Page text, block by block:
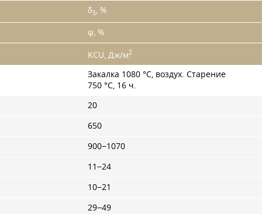
δ5, %
ψ, %
KCU, Дж/м2
Закалка 1080 °C, воздух. Старение
750 °C, 16 ч.
20
650
900−1070
11−24
10−21
29−49